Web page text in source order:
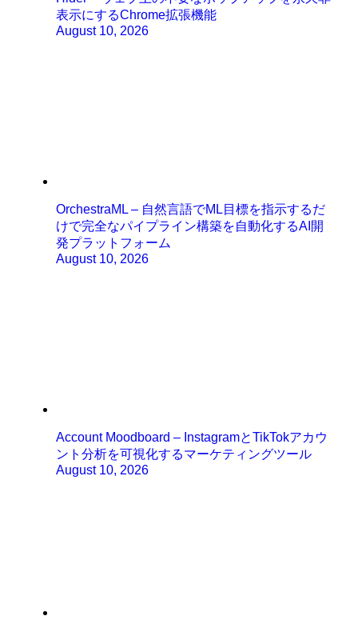
表示にするChrome拡張機能
August 10, 2026
OrchestraML – 自然言語でML目標を指示するだ
けで完全なパイプライン構築を自動化するAI開
発プラットフォーム
August 10, 2026
Account Moodboard – InstagramとTikTokアカウ
ント分析を可視化するマーケティングツール
August 10, 2026